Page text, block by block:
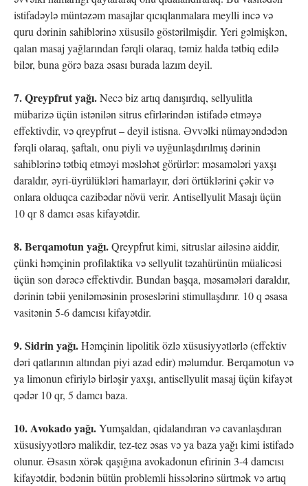
istifadəylə müntəzəm masajlar qıcıqlanmalara meylli incə və
quru dərinin sahiblərinə xüsusilə göstərilmişdir. Yeri gəlmişkən,
qalan masaj yağlarından fərqli olaraq, təmiz halda tətbiq edilə
bilər, buna görə baza əsası burada lazım deyil.
7. Qreypfrut yağı.Necə biz artıq danışırdıq, sellyulitla
mübarizə üçün istənilən sitrus efirlərindən istifadə etməyə
effektivdir, və qreypfrut – deyil istisna. Əvvəlki nümayəndədən
fərqli olaraq, şaftalı, onu piyli və uyğunlaşdırılmış dərinin
sahiblərinə tətbiq etməyi məsləhət görürlər: məsamələri yaxşı
daraldır, əyri-üyrülükləri hamarlayır, dəri örtüklərini çəkir və
onlara olduqca cazibədar növü verir. Antisellyulit Masajı üçün
10 qr 8 damcı əsas kifayətdir.
8. Berqamotun yağı.Qreypfrut kimi, sitruslar ailəsinə aiddir,
çünki həmçinin profilaktika və sellyulit təzahürünün müalicəsi
üçün son dərəcə effektivdir. Bundan başqa, məsamələri daraldır,
dərinin təbii yeniləməsinin proseslərini stimullaşdırır. 10 q əsasa
vasitənin 5-6 damcısı kifayətdir.
9. Sidrin yağı.Həmçinin lipolitik özlə xüsusiyyətlərlə (effektiv
dəri qatlarının altından piyi azad edir) məlumdur. Berqamotun və
ya limonun efiriylə birləşir yaxşı, antisellyulit masaj üçün kifayət
qədər 10 qr, 5 damcı baza.
10. Avokado yağı.Yumşaldan, qidalandıran və cavanlaşdıran
xüsusiyyətlərə malikdir, tez-tez əsas və ya baza yağı kimi istifadə
olunur. Əsasın xörək qaşığına avokadonun efirinin 3-4 damcısı
kifayətdir, bədənin bütün problemli hissələrinə sürtmək və artıq